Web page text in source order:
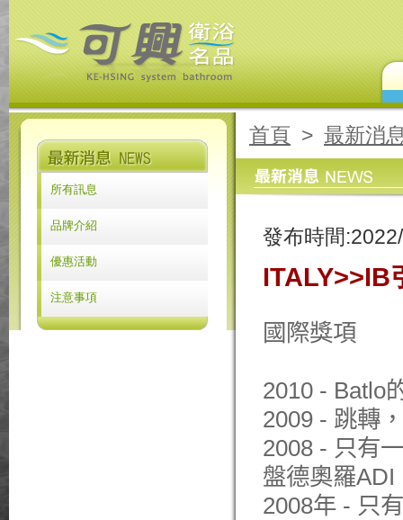
所有訊息
品牌介紹
優惠活動
注意事項
首頁 > 最新消
發布時間:
ITALY>>IB
國際獎項
2010 - Batlo
2009 - 跳轉，
2008 - 只有
盤德奧羅ADI
2008年 - 只